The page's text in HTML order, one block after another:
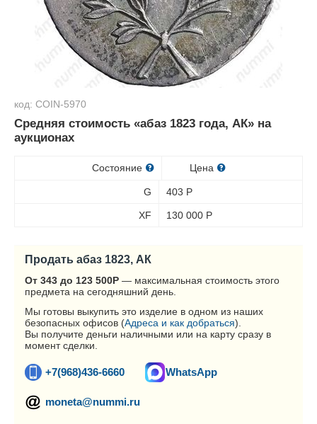
код: COIN-5970
Средняя стоимость «абаз 1823 года, АК» на
аукционах
Состояние Цена
G 403 Р
XF 130 000 Р
Продать абаз 1823, АК
От 343 до 123 500Р — максимальная стоимость этого
предмета на сегодняшний день.
Мы готовы выкупить это изделие в одном из наших
безопасных офисов (Адреса и как добраться).
Вы получите деньги наличными или на карту сразу в
момент сделки.
+7(968)436-6660 WhatsApp
moneta@nummi.ru